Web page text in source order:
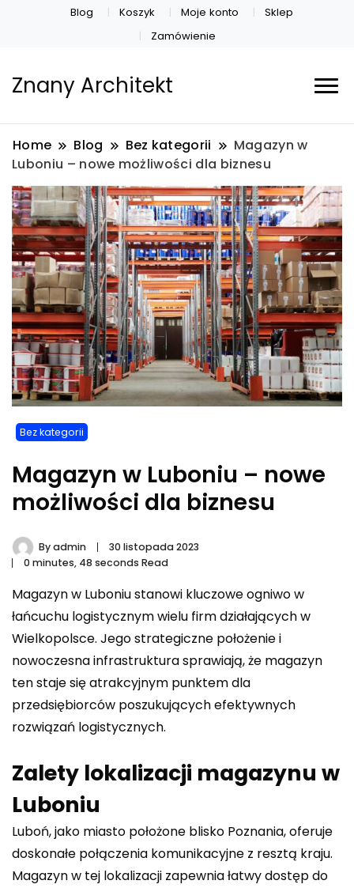
Blog Koszyk Moje konto
Sklep
Zamówienie
Znany Architekt
Home Blog Bez kategorii
Magazyn w
Luboniu – nowe możliwości dla biznesu
Bez kategorii
Magazyn w Luboniu – nowe
możliwości dla biznesu
Byadmin
30 listopada 2023
0 minutes, 48 seconds Read
Magazyn w Luboniu stanowi kluczowe ogniwo w
łańcuchu logistycznym wielu firm działających w
Wielkopolsce. Jego strategiczne położenie i
nowoczesna infrastruktura sprawiają, że magazyn
ten staje się atrakcyjnym punktem dla
przedsiębiorców poszukujących efektywnych
rozwiązań logistycznych.
Zalety lokalizacji magazynu w
Luboniu
Luboń, jako miasto położone blisko Poznania, oferuje
doskonałe połączenia komunikacyjne z resztą kraju.
Magazyn w tej lokalizacji zapewnia łatwy dostęp do